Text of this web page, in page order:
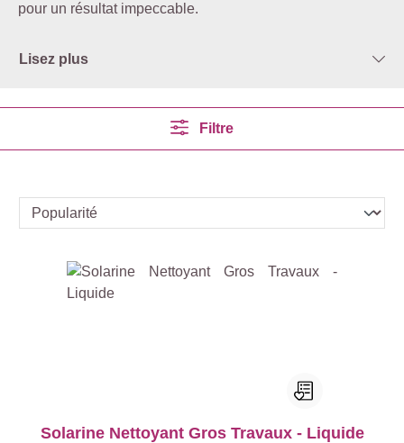
pour un résultat impeccable.
Lisez plus
Filtre
Solarine Nettoyant Gros Travaux - Liquide